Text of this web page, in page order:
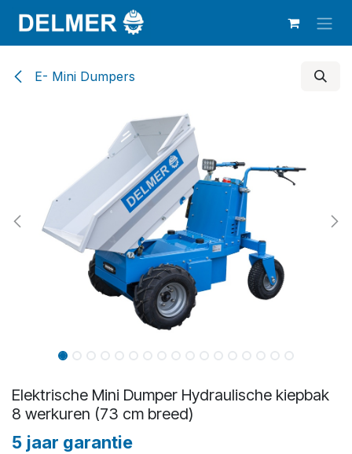
Overslaan naar inhoud
E- Mini Dumpers
Elektrische Mini Dumper Hydraulische kiepbak
8 werkuren (73 cm breed)
5 jaar garantie